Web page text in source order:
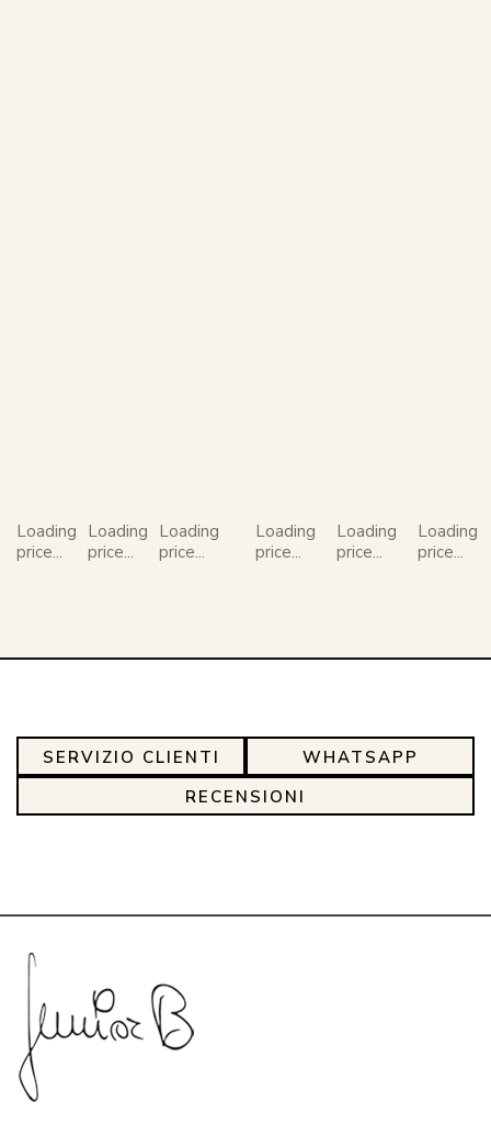
Loading
price...
Loading
price...
Loading
price...
Loading
price...
Loading
price...
Loading
price...
SERVIZIO CLIENTI
WHATSAPP
RECENSIONI